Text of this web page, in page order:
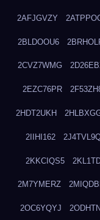
2AFJGVZY
2BLDOOU6
2CVZ7WMG
2EZC76PR
2HDT2UKH
2IIHI162
2KKCIQS5
2M7YMERZ
2OC6YQYJ